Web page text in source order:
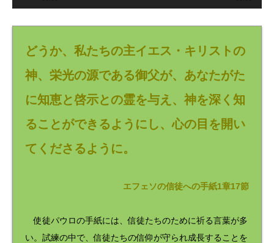
どうか、私たちの主イエス・キリストの
神、栄光の源である御父が、あなたがた
に知恵と啓示との霊を与え、神を深く知
ることができるようにし、心の目を開い
てくださるように。
エフェソの信徒への手紙1章17節
使徒パウロの手紙には、信徒たちのために祈る言葉が多
い。試練の中で、信徒たちの信仰が守られ成長することを